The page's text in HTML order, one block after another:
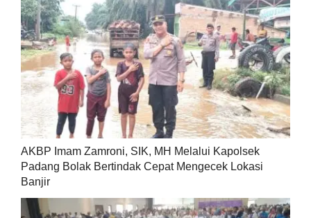
AKBP Imam Zamroni, SIK, MH Melalui Kapolsek
Padang Bolak Bertindak Cepat Mengecek Lokasi
Banjir